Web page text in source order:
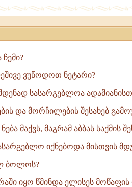
ვუწოდოთ ნეტარი?
სასარგებლოა
და მორჩილების შესახებ
მაქვს, მაგრამ აბბას საქმის
იქნებოდა მისთვის
ბოლოს?
იყო წმინდა ელისეს